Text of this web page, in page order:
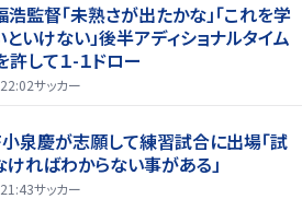
監督「未熟さが出たかな」「これを学
いけない」後半アディショナルタイム
許して１-１ドロー
サッカー
小泉慶が志願して練習試合に出場「試
ればわからない事がある」
サッカー